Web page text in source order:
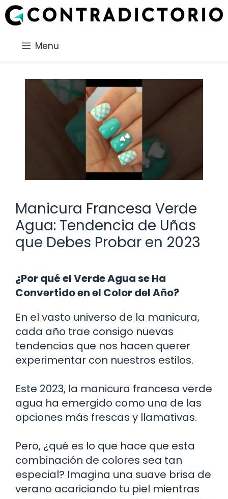
Saltar
al
Menu
Manicura Francesa Verde
Agua: Tendencia de Uñas
que Debes Probar en 2023
¿Por qué el Verde Agua se Ha
Convertido en el Color del Año?
En el vasto universo de la manicura,
cada año trae consigo nuevas
tendencias que nos hacen querer
experimentar con nuestros estilos.
Este 2023, la manicura francesa verde
agua ha emergido como una de las
opciones más frescas y llamativas.
Pero, ¿qué es lo que hace que esta
combinación de colores sea tan
especial? Imagina una suave brisa de
verano acariciando tu piel mientras